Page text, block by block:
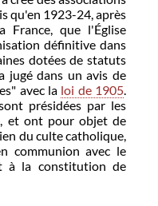
qu'en 1923-24, après
France, que l'Église
définitive dans
dotées de statuts
jugé dans un avis de
avec la loi de 1905.
présidées par les
et ont pour objet de
du culte catholique,
communion avec le
à la constitution de